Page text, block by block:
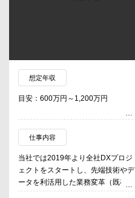
想定年収
目安：600万円～1,200万円
仕事内容
当社では2019年より全社DXプロジ
ェクトをスタートし、先端技術やデ
ータを利活用した業務変革（既存業
務の高度化・効率化）、事業変革